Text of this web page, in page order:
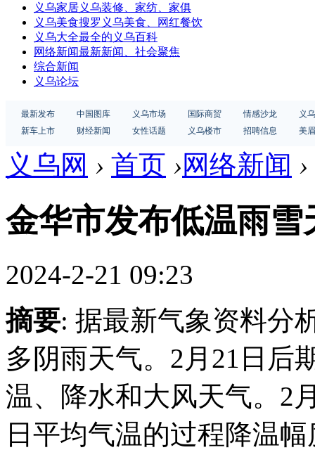
义乌家居义乌装修、家纺、家俱
义乌美食搜罗义乌美食、网红餐饮
义乌大全最全的义乌百科
网络新闻最新新闻、社会聚焦
综合新闻
义乌论坛
最新发布 中国图库 义乌市场 国际商贸 情感沙龙
义
新车上市
财经新闻 女性话题 义乌楼市 招聘信息 美
义乌网 › 首页 ›网络新闻 ›
金华市发布低温雨
2024-2-21 09:23
摘要: 据最新气象资料分
多阴雨天气。2月21日后
温、降水和大风天气。2
日平均气温的过程降温